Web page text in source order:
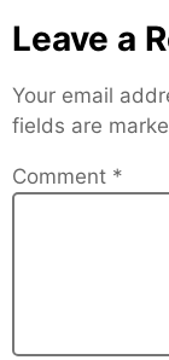
Leave a
Your email
fields are
Comment *